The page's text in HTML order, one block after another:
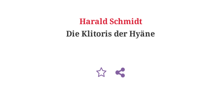
Harald Schmidt
Die Klitoris der Hyäne